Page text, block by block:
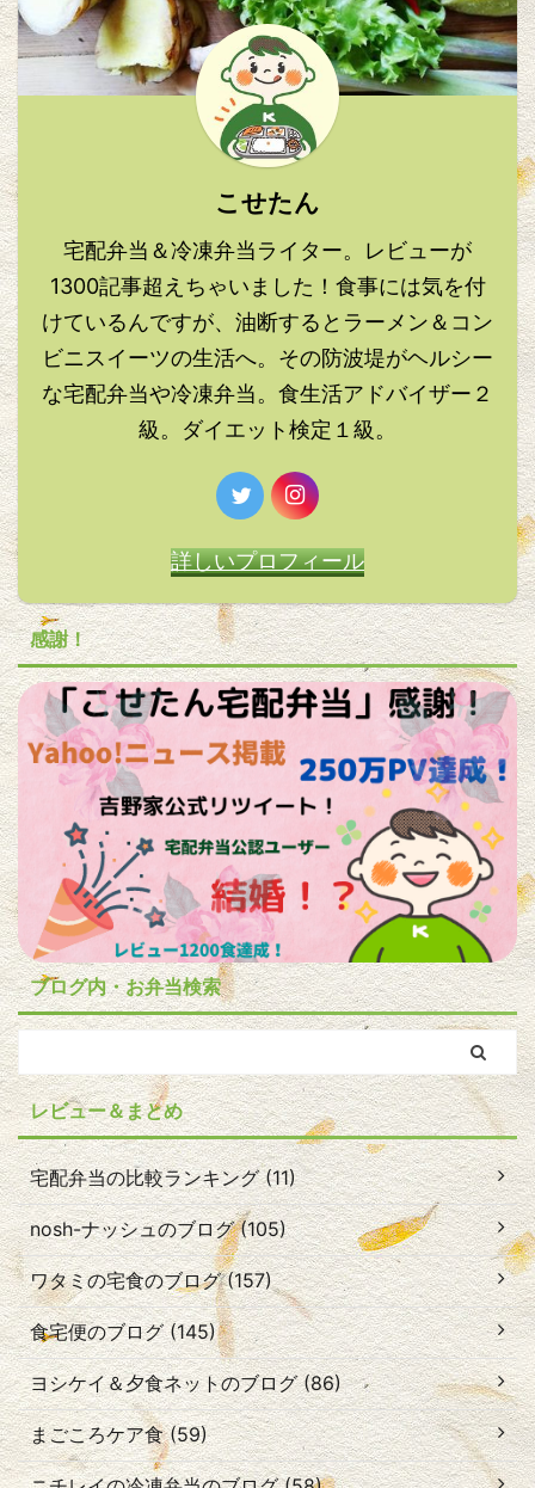
こせたん
宅配弁当＆冷凍弁当ライター。レビューが
1300記事超えちゃいました！食事には気を付
けているんですが、油断するとラーメン＆コン
ビニスイーツの生活へ。その防波堤がヘルシー
な宅配弁当や冷凍弁当。食生活アドバイザー２
級。ダイエット検定１級。
詳しいプロフィール
感謝！
ブログ内・お弁当検索
レビュー＆まとめ
宅配弁当の比較ランキング (11)
nosh-ナッシュのブログ (105)
ワタミの宅食のブログ (157)
食宅便のブログ (145)
ヨシケイ＆夕食ネットのブログ (86)
まごころケア食 (59)